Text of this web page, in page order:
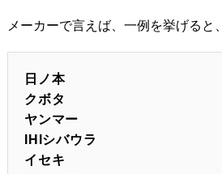
メーカーで言えば、一例を挙げると、
日ノ本
クボタ
ヤンマー
IHIシバウラ
イセキ